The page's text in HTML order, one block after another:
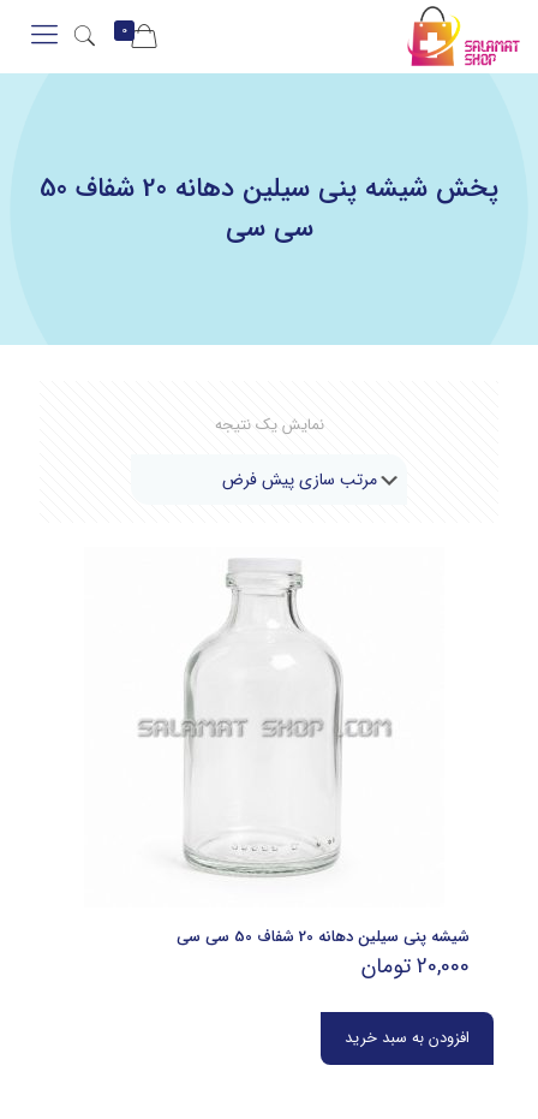
0
پخش شیشه پنی سیلین دهانه 20 شفاف 50
سی سی
نمایش یک نتیجه
شیشه پنی سیلین دهانه 20 شفاف 50 سی سی
20,000تومان
افزودن به سبد خرید